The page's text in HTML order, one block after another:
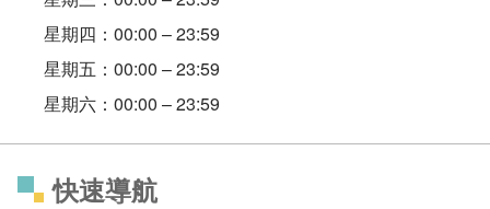
星期四：00:00 – 23:59
星期五：00:00 – 23:59
星期六：00:00 – 23:59
快速導航